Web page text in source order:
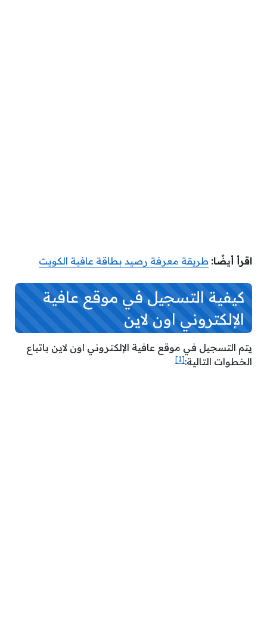
اقرأ أيضًا: طريقة معرفة رصيد بطاقة عافية الكويت
كيفية التسجيل في موقع عافية
الإلكتروني اون لاين
يتم التسجيل في موقع عافية الإلكتروني اون لاين باتباع
الخطوات التالية:[1]